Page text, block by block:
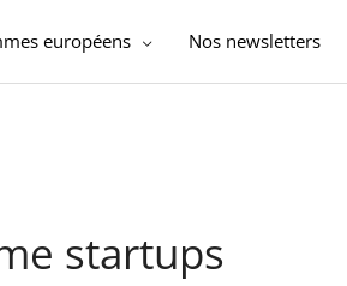
européens Nos newsletters
startups